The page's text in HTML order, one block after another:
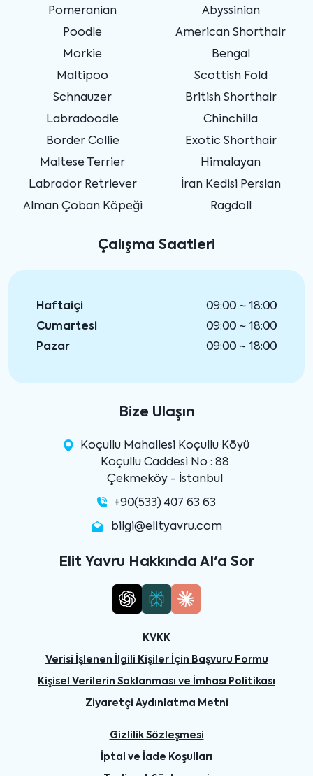
Pomeranian
Poodle
Morkie
Maltipoo
Schnauzer
Labradoodle
Border Collie
Maltese Terrier
Labrador Retriever
Alman Çoban Köpeği
Abyssinian
American Shorthair
Bengal
Scottish Fold
British Shorthair
Chinchilla
Exotic Shorthair
Himalayan
İran Kedisi Persian
Ragdoll
Çalışma Saatleri
Haftaiçi
09:00 ~ 18:00
Cumartesi
09:00 ~ 18:00
Pazar
09:00 ~ 18:00
Bize Ulaşın
Koçullu Mahallesi Koçullu Köyü
Koçullu Caddesi No : 88
Çekmeköy - İstanbul
+90(533) 407 63 63
bilgi@elityavru.com
Elit Yavru Hakkında AI'a Sor
KVKK
Verisi İşlenen İlgili Kişiler İçin Başvuru Formu
Kişisel Verilerin Saklanması ve İmhası Politikası
Ziyaretçi Aydınlatma Metni
Gizlilik Sözleşmesi
İptal ve İade Koşulları